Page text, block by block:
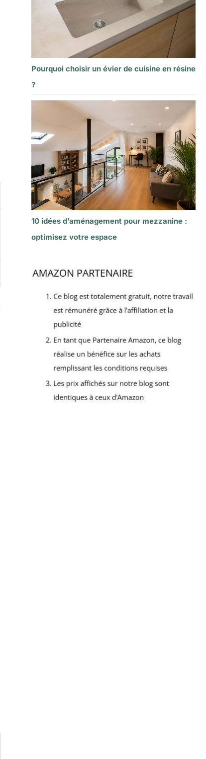
Pourquoi choisir un évier de cuisine en résine
?
10 idées d’aménagement pour mezzanine :
optimisez votre espace